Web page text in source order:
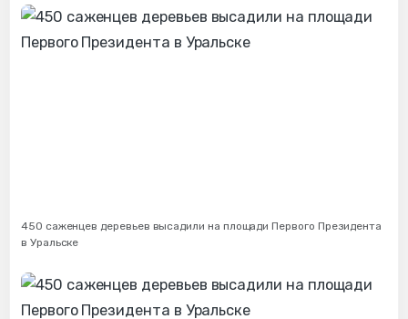
450 саженцев деревьев высадили на площади Первого Президента
в Уральске